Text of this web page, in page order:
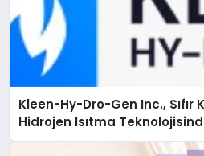
Kleen-Hy-Dro-Gen Inc., Sıfır
Hidrojen Isıtma
Düzenleyici Onaylarını Aldı